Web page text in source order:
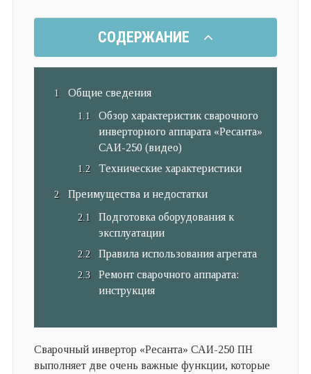
СОДЕРЖАНИЕ
Общие сведения
Обзор характеристик сварочного
инверторного аппарата «Ресанта»
САИ-250 (видео)
Технические характеристики
Преимущества и недостатки
Подготовка оборудования к
эксплуатации
Правила использования агрегата
Ремонт сварочного аппарата:
инструкция
Сварочный инвертор «Ресанта» САИ-250 ПН
выполняет две очень важные функции, которые